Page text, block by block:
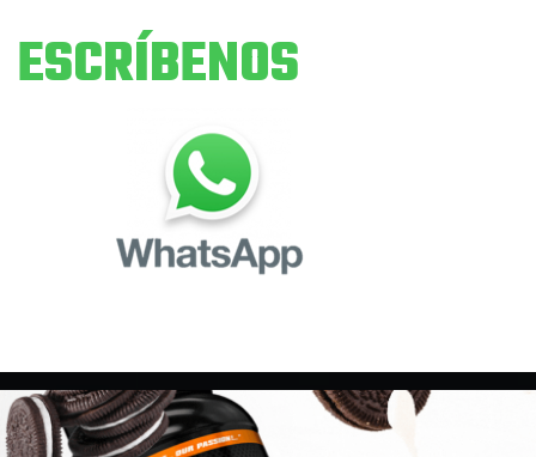
Ácidos grasos
omega
ESCRÍBENOS